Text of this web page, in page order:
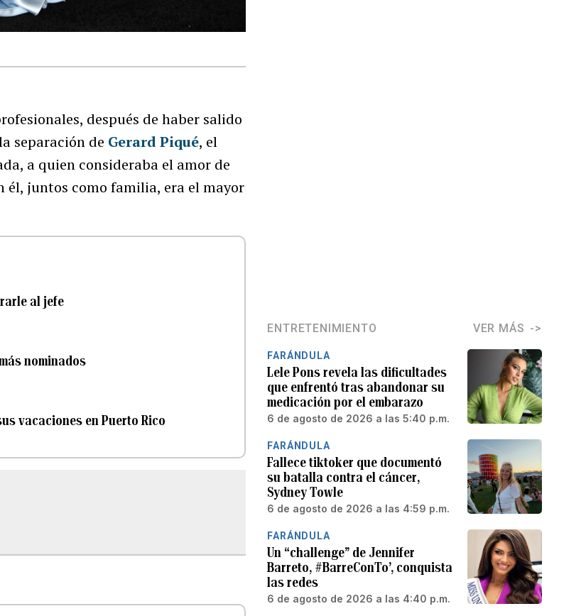
después de haber salido
separación de Gerard Piqué, el
a quien consideraba el amor de
él, juntos como familia, era el mayor
al jefe
nominados
vacaciones en Puerto Rico
ENTRETENIMIENTO VER MÁS
FARÁNDULA
Lele Pons revela las dificultades
que enfrentó tras abandonar su
medicación por el embarazo
6 de agosto de 2026 a las 5:40 p.m.
FARÁNDULA
Fallece tiktoker que documentó
su batalla contra el cáncer,
Sydney Towle
6 de agosto de 2026 a las 4:59 p.m.
FARÁNDULA
Un “challenge” de Jennifer
Barreto, #BarreConTo’, conquista
las redes
6 de agosto de 2026 a las 4:40 p.m.